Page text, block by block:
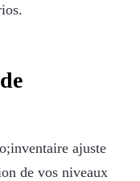
ajuste
de vos niveaux